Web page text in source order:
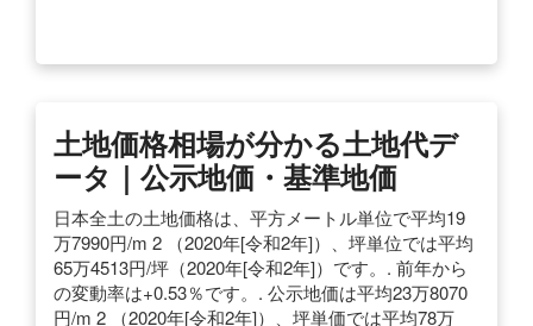
土地価格相場が分かる土地代デ
ータ｜公示地価・基準地価
日本全土の土地価格は、平方メートル単位で平均19
万7990円/m 2 （2020年[令和2年]）、坪単位では平均
65万4513円/坪（2020年[令和2年]）です。. 前年から
の変動率は+0.53％です。. 公示地価は平均23万8070
円/m 2 （2020年[令和2年]）、坪単価では平均78万